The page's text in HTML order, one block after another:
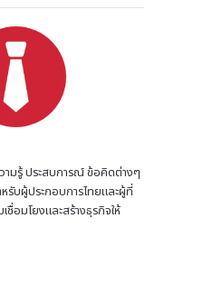
มรู้ ประสบการณ์ ข้อคิดต่างๆ
รับผู้ประกอบการไทยและผู้ที่
ชื่อมโยงและสร้างธุรกิจให้